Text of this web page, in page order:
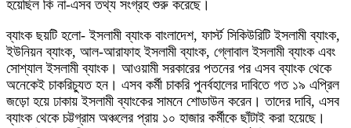
হয়েছিল কি না-এসব তথ্য সংগ্রহ শুরু করেছে।
ব্যাংক ছয়টি হলো- ইসলামী ব্যাংক বাংলাদেশ, ফার্স্ট সিকিউরিটি ইসলামী ব্যাংক,
ইউনিয়ন ব্যাংক, আল-আরাফাহ ইসলামী ব্যাংক, গ্লোবাল ইসলামী ব্যাংক এবং
সোশ্যাল ইসলামী ব্যাংক। আওয়ামী সরকারের পতনের পর এসব ব্যাংক থেকে
অনেকেই চাকরিচ্যুত হন। এসব কর্মী চাকরি পুনর্বহালের দাবিতে গত ১৯ এপ্রিল
জড়ো হয়ে ঢাকায় ইসলামী ব্যাংকের সামনে শোডাউন করেন। তাদের দাবি, এসব
ব্যাংক থেকে চট্টগ্রাম অঞ্চলের প্রায় ১০ হাজার কর্মীকে ছাঁটাই করা হয়েছে।